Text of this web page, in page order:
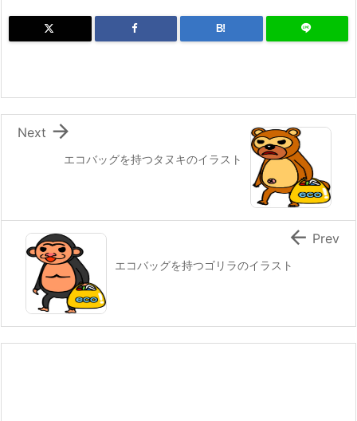
B!
エコバッグを持つタヌキのイラスト

Next
エコバッグを持つゴリラのイラスト
 Prev